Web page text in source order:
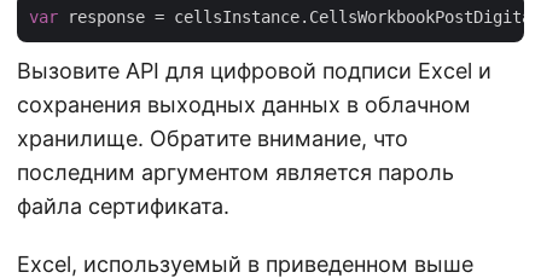
var response =
Вызовите API для цифровой подписи Excel и
сохранения выходных данных в облачном
хранилище. Обратите внимание, что
последним аргументом является пароль
файла сертификата.
Excel, используемый в приведенном выше